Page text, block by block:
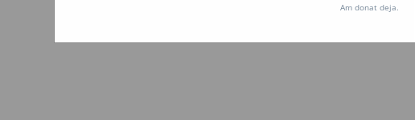
Hosterion
Am donat deja.